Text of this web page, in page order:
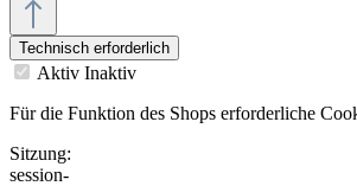
Technisch erforderlich
Aktiv Inaktiv
Für die Funktion des Shops erforderliche
Sitzung:
session-